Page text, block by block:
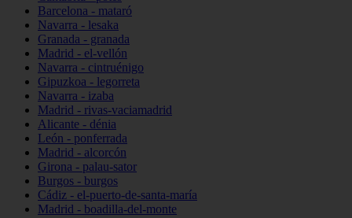
Barcelona - mataró
Navarra - lesaka
Granada - granada
Madrid - el-vellón
Navarra - cintruénigo
Gipuzkoa - legorreta
Navarra - izaba
Madrid - rivas-vaciamadrid
Alicante - dénia
León - ponferrada
Madrid - alcorcón
Girona - palau-sator
Burgos - burgos
Cádiz - el-puerto-de-santa-maría
Madrid - boadilla-del-monte